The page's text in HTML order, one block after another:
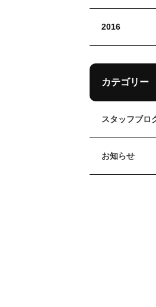
2016
カテゴリー
スタッフブロ
お知らせ